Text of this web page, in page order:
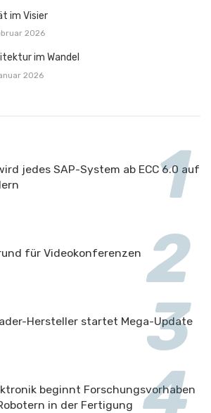
im Visier
2026
im Wandel
2026
jedes SAP-System ab ECC 6.0 auf
für Videokonferenzen
Hersteller startet Mega-Update
beginnt Forschungsvorhaben
in der Fertigung